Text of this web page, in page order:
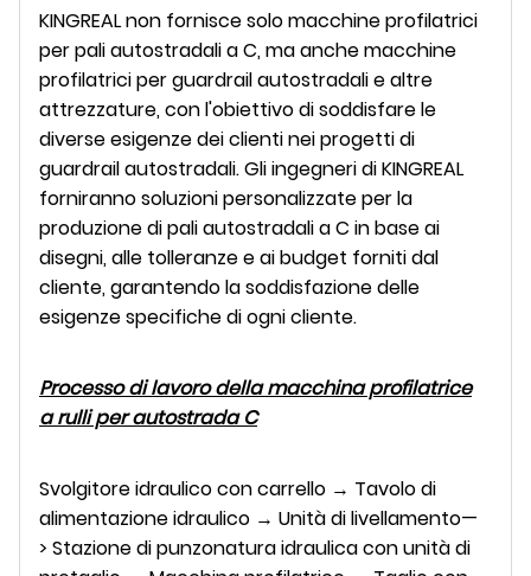
KINGREAL non fornisce solo macchine profilatrici
per pali autostradali a C, ma anche macchine
profilatrici per guardrail autostradali e altre
attrezzature, con l'obiettivo di soddisfare le
diverse esigenze dei clienti nei progetti di
guardrail autostradali. Gli ingegneri di KINGREAL
forniranno soluzioni personalizzate per la
produzione di pali autostradali a C in base ai
disegni, alle tolleranze e ai budget forniti dal
cliente, garantendo la soddisfazione delle
esigenze specifiche di ogni cliente.
Processo di lavoro della macchina profilatrice
a rulli per autostrada C
Svolgitore idraulico con carrello → Tavolo di
alimentazione idraulico → Unità di livellamento—
> Stazione di punzonatura idraulica con unità di